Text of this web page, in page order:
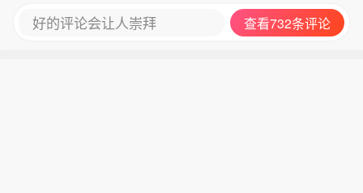
下，历史不再是冷冰冰的时间和事件堆砌，而是充
满
好的评论会让人崇拜 查看732条评论